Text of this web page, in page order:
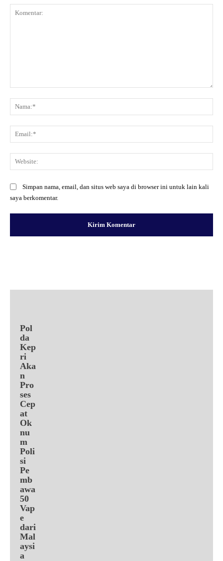
Simpan nama, email, dan situs web saya di browser ini untuk lain kali
saya berkomentar.
Pol
da
Kep
ri
Aka
n
Pro
ses
Cep
at
Ok
nu
m
Poli
si
Pe
mb
awa
50
Vap
e
dari
Mal
aysi
a